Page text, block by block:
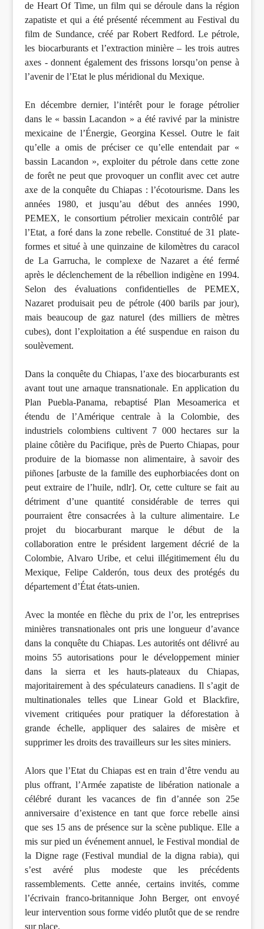
de Heart Of Time, un film qui se déroule dans la région
zapatiste et qui a été présenté récemment au Festival du
film de Sundance, créé par Robert Redford. Le pétrole,
les biocarburants et l’extraction minière – les trois autres
axes - donnent également des frissons lorsqu’on pense à
l’avenir de l’Etat le plus méridional du Mexique.
En décembre dernier, l’intérêt pour le forage pétrolier
dans le « bassin Lacandon » a été ravivé par la ministre
mexicaine de l’Énergie, Georgina Kessel. Outre le fait
qu’elle a omis de préciser ce qu’elle entendait par «
bassin Lacandon », exploiter du pétrole dans cette zone
de forêt ne peut que provoquer un conflit avec cet autre
axe de la conquête du Chiapas : l’écotourisme. Dans les
années 1980, et jusqu’au début des années 1990,
PEMEX, le consortium pétrolier mexicain contrôlé par
l’Etat, a foré dans la zone rebelle. Constitué de 31 plate-
formes et situé à une quinzaine de kilomètres du caracol
de La Garrucha, le complexe de Nazaret a été fermé
après le déclenchement de la rébellion indigène en 1994.
Selon des évaluations confidentielles de PEMEX,
Nazaret produisait peu de pétrole (400 barils par jour),
mais beaucoup de gaz naturel (des milliers de mètres
cubes), dont l’exploitation a été suspendue en raison du
soulèvement.
Dans la conquête du Chiapas, l’axe des biocarburants est
avant tout une arnaque transnationale. En application du
Plan Puebla-Panama, rebaptisé Plan Mesoamerica et
étendu de l’Amérique centrale à la Colombie, des
industriels colombiens cultivent 7 000 hectares sur la
plaine côtière du Pacifique, près de Puerto Chiapas, pour
produire de la biomasse non alimentaire, à savoir des
piñones [arbuste de la famille des euphorbiacées dont on
peut extraire de l’huile, ndlr]. Or, cette culture se fait au
détriment d’une quantité considérable de terres qui
pourraient être consacrées à la culture alimentaire. Le
projet du biocarburant marque le début de la
collaboration entre le président largement décrié de la
Colombie, Alvaro Uribe, et celui illégitimement élu du
Mexique, Felipe Calderón, tous deux des protégés du
département d’État états-unien.
Avec la montée en flèche du prix de l’or, les entreprises
minières transnationales ont pris une longueur d’avance
dans la conquête du Chiapas. Les autorités ont délivré au
moins 55 autorisations pour le développement minier
dans la sierra et les hauts-plateaux du Chiapas,
majoritairement à des spéculateurs canadiens. Il s’agit de
multinationales telles que Linear Gold et Blackfire,
vivement critiquées pour pratiquer la déforestation à
grande échelle, appliquer des salaires de misère et
supprimer les droits des travailleurs sur les sites miniers.
Alors que l’Etat du Chiapas est en train d’être vendu au
plus offrant, l’Armée zapatiste de libération nationale a
célébré durant les vacances de fin d’année son 25e
anniversaire d’existence en tant que force rebelle ainsi
que ses 15 ans de présence sur la scène publique. Elle a
mis sur pied un événement annuel, le Festival mondial de
la Digne rage (Festival mundial de la digna rabia), qui
s’est avéré plus modeste que les précédents
rassemblements. Cette année, certains invités, comme
l’écrivain franco-britannique John Berger, ont envoyé
leur intervention sous forme vidéo plutôt que de se rendre
sur place.